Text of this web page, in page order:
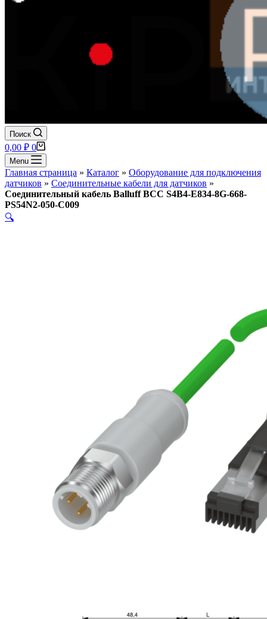
Поиск
Корзина
0,00 ₽ 0
Menu
Главная страница » Каталог » Оборудование для подключения
датчиков » Соединительные кабели для датчиков »
Соединительный кабель Balluff BCC S4B4-E834-8G-668-
PS54N2-050-C009
🔍